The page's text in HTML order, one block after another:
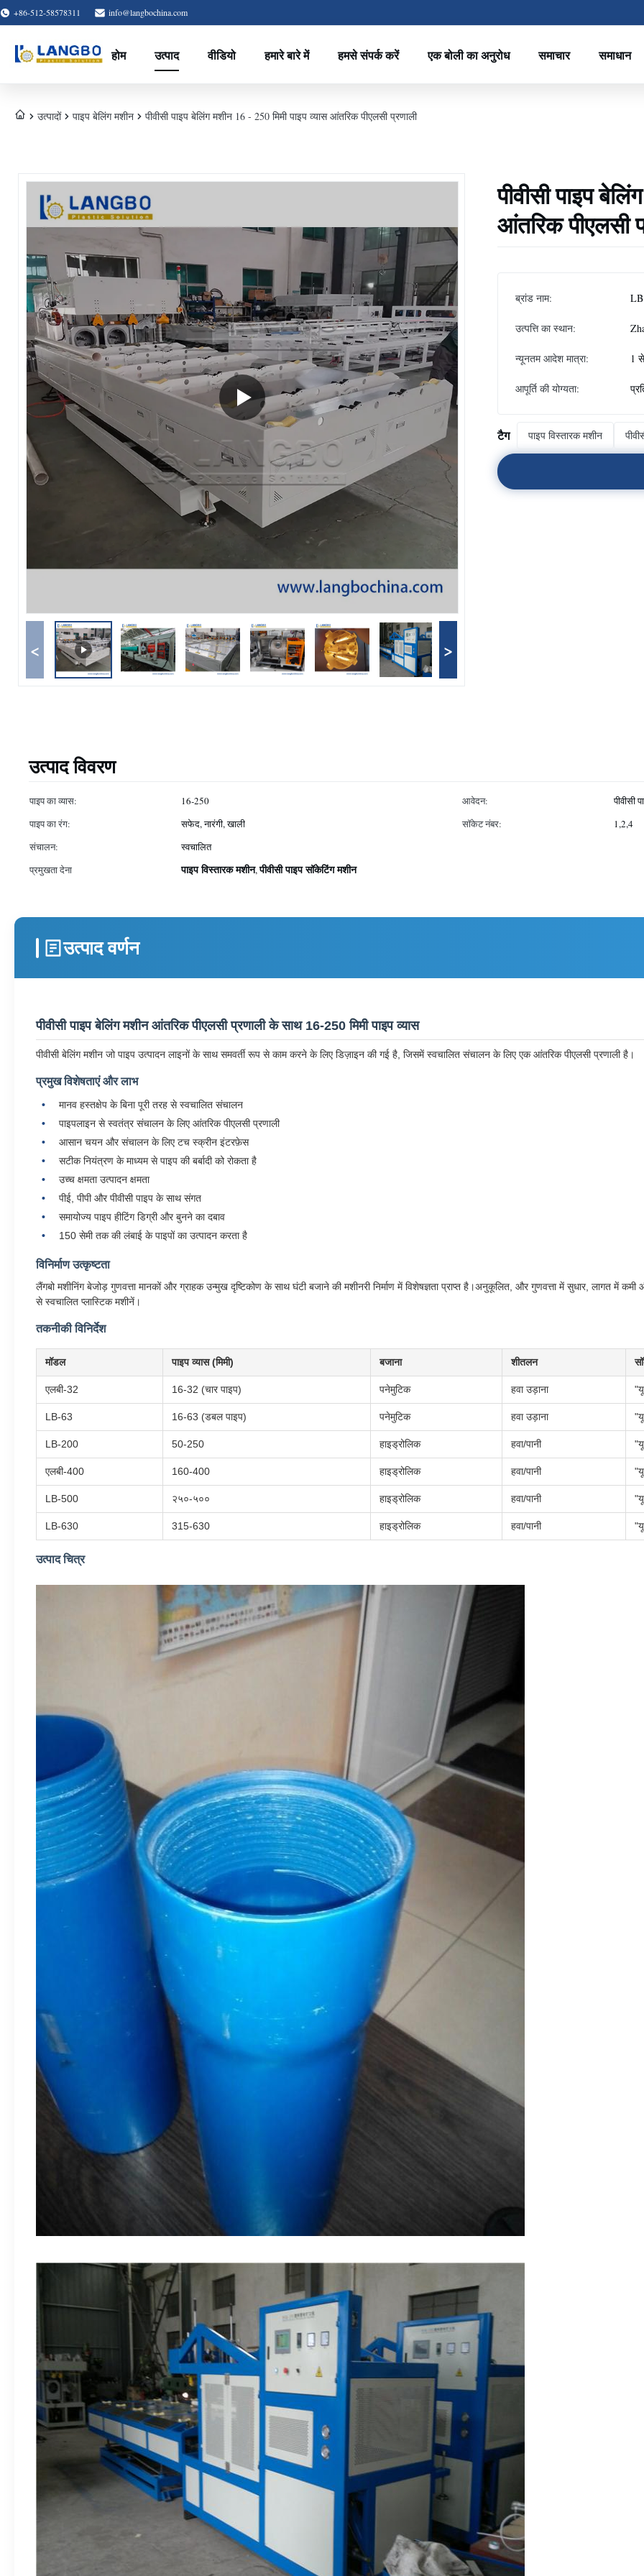
+86-512-58578311 info@langbochina.com
होम उत्पाद वीडियो हमारे बारे में हमसे संपर्क करें एक बोली का अनुरोध समाचार समाधान
उत्पादों पाइप बेलिंग मशीन पीवीसी पाइप बेलिंग मशीन 16 - 250 मिमी पाइप व्यास आंतरिक पीएलसी प्रणाली
< >
पीवीसी पाइप
आंतरिक पीएलसी
ब्रांड नाम: LB
उत्पत्ति का स्थान:
न्यूनतम आदेश मात्रा: 1
आपूर्ति की योग्यता:
टैग पाइप विस्तारक मशीन
उत्पाद विवरण
पाइप का व्यास: 16-250 आवेदन:
पीवीसी
पाइप का रंग:
सफेद, नारंगी, खाली सॉकेट नंबर:
1,2,4
संचालन:
स्वचालित
प्रमुखता देना
पाइप विस्तारक मशीन,पीवीसी पाइप सॉकेटिंग मशीन
उत्पाद वर्णन
पीवीसी पाइप बेलिंग मशीन आंतरिक पीएलसी प्रणाली के साथ 16-250 मिमी पाइप व्यास
पीवीसी बेलिंग मशीन जो पाइप उत्पादन लाइनों के साथ समवर्ती रूप से काम करने के लिए डिज़ाइन की गई है, जिसमें स्वचालित संचालन के लिए एक आंतरिक पीएलसी प्रणाली है।
प्रमुख विशेषताएं और लाभ
मानव हस्तक्षेप के बिना पूरी तरह से स्वचालित संचालन
पाइपलाइन से स्वतंत्र संचालन के लिए आंतरिक पीएलसी प्रणाली
आसान चयन और संचालन के लिए टच स्क्रीन इंटरफ़ेस
सटीक नियंत्रण के माध्यम से पाइप की बर्बादी को रोकता है
उच्च क्षमता उत्पादन क्षमता
पीई, पीपी और पीवीसी पाइप के साथ संगत
समायोज्य पाइप हीटिंग डिग्री और बुनने का दबाव
150 सेमी तक की लंबाई के पाइपों का उत्पादन करता है
विनिर्माण उत्कृष्टता
लैंगबो मशीनिंग बेजोड़ गुणवत्ता मानकों और ग्राहक उन्मुख दृष्टिकोण के साथ घंटी बजाने की मशीनरी निर्माण में विशेषज्ञता प्राप्त है।अनुकूलित, और गुणवत्ता में सुधार, लागत में
से स्वचालित प्लास्टिक मशीनें।
तकनीकी विनिर्देश
मॉडल पाइप व्यास (मिमी) बजाना शीतलन
एलबी-32 16-32 (चार पाइप) पनेमुटिक हवा उड़ाना
LB-63 16-63 (डबल पाइप) पनेमुटिक हवा उड़ाना
LB-200 50-250 हाइड्रोलिक हवा/पानी
एलबी-400 160-400 हाइड्रोलिक हवा/पानी
LB-500 २५०-५०० हाइड्रोलिक हवा/पानी
LB-630 315-630 हाइड्रोलिक हवा/पानी
उत्पाद चित्र